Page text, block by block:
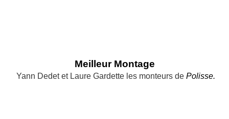
Meilleur Montage
Yann Dedet et Laure Gardette les monteurs de Polisse.